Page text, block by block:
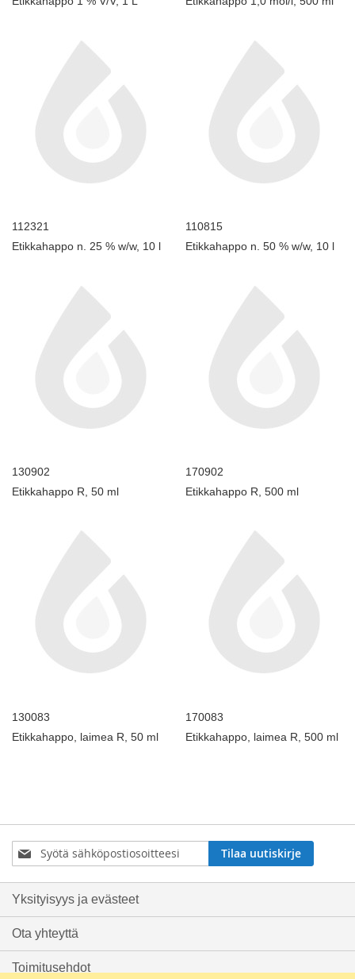
112321
Etikkahappo n. 25 % w/w, 10 l
110815
Etikkahappo n. 50 % w/w, 10 l
130902
Etikkahappo R, 50 ml
170902
Etikkahappo R, 500 ml
130083
Etikkahappo, laimea R, 50 ml
170083
Etikkahappo, laimea R, 500 ml
Tilaa
uutiskirjeemme:
Tilaa uutiskirje
Yksityisyys ja evästeet
Ota yhteyttä
Toimitusehdot